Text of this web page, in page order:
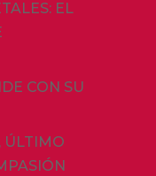
EL
CON SU
ÚLTIMO